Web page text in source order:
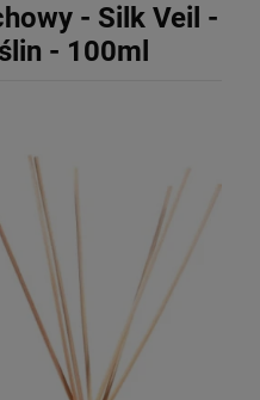
- Silk Veil -
- 100ml